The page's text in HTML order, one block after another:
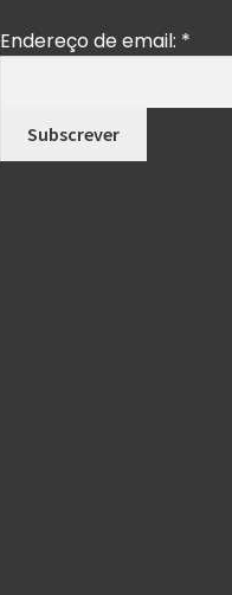
Endereço de email: *